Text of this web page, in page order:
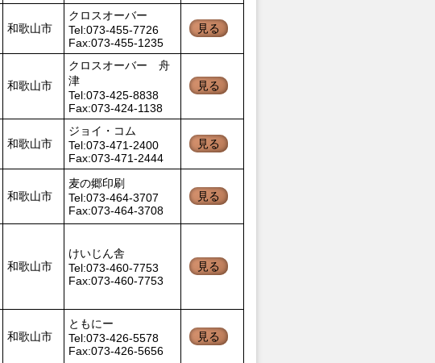
和歌山市
クロスオーバー
Tel:073-455-7726
Fax:073-455-1235
見る
和歌山市
クロスオーバー 舟
津
Tel:073-425-8838
Fax:073-424-1138
見る
和歌山市
ジョイ・コム
Tel:073-471-2400
Fax:073-471-2444
見る
和歌山市
麦の郷印刷
Tel:073-464-3707
Fax:073-464-3708
見る
和歌山市
けいじん舎
Tel:073-460-7753
Fax:073-460-7753
見る
和歌山市
ともにー
Tel:073-426-5578
Fax:073-426-5656
見る